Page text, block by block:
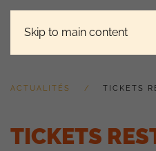
Skip to main content
ACTUALITÉS TICKETS
TICKETS